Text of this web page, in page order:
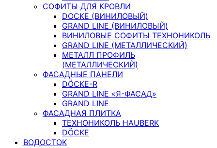
СОФИТЫ ДЛЯ КРОВЛИ
DOCKE (ВИНИЛОВЫЙ)
GRAND LINE (ВИНИЛОВЫЙ)
ВИНИЛОВЫЕ СОФИТЫ ТЕХНОНИКОЛЬ
GRAND LINE (МЕТАЛЛИЧЕСКИЙ)
МЕТАЛЛ ПРОФИЛЬ
(МЕТАЛЛИЧЕСКИЙ)
ФАСАДНЫЕ ПАНЕЛИ
DÖCKE-R
GRAND LINE «Я-ФАСАД»
GRAND LINE
ФАСАДНАЯ ПЛИТКА
ТЕХНОНИКОЛЬ HAUBERK
DÖCKE
ВОДОСТОК